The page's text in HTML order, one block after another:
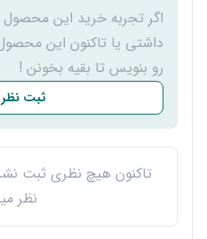
اگر تجربه خرید این محصول
داشتی یا تاکنون این
رو بنویس تا بقیه بخونن !
ثبت
تاکنون هیچ نظری ثبت
نظر